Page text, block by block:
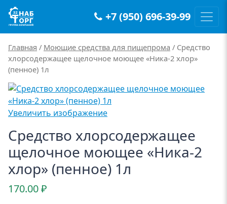
Main Navigation +7 (950) 696-39-99
Главная / Моющие средства для пищепрома / Средство
хлорсодержащее щелочное моющее «Ника-2 хлор»
(пенное) 1л
Увеличить изображение
Средство хлорсодержащее
щелочное моющее «Ника-2
хлор» (пенное) 1л
170.00₽